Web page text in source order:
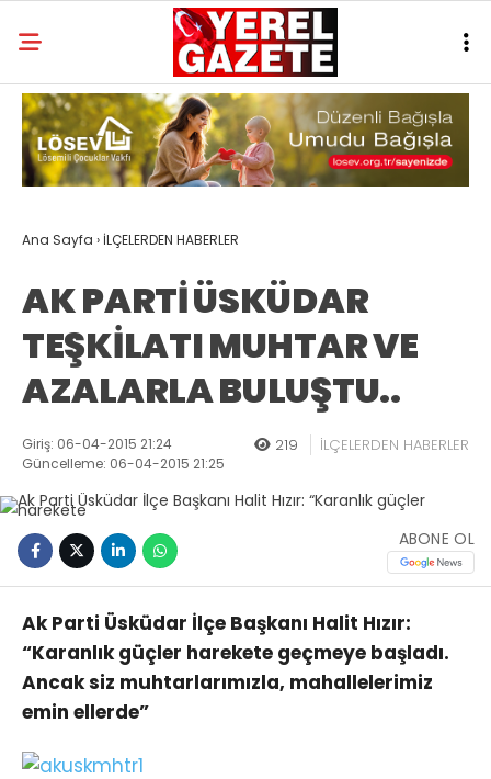
Ana Sayfa › İLÇELERDEN HABERLER
AK PARTİ ÜSKÜDAR
TEŞKİLATI MUHTAR VE
AZALARLA BULUŞTU..
Giriş: 06-04-2015 21:24
Güncelleme: 06-04-2015 21:25
219 İLÇELERDEN HABERLER
ABONE OL
Ak Parti Üsküdar İlçe Başkanı Halit Hızır:
“Karanlık güçler harekete geçmeye başladı.
Ancak siz muhtarlarımızla, mahallelerimiz
emin ellerde”